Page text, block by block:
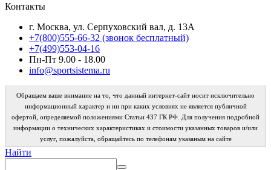
Контакты
г. Москва, ул. Серпуховский вал, д. 13А
+7(800)555-66-32 (звонок бесплатный)
+7(499)553-04-16
Пн-Пт 9.00 - 18.00
info@sportsistema.ru
Обращаем ваше внимание на то, что данный интернет-сайт носит исключительно
информационный характер и ни при каких условиях не является публичной
офертой, определяемой положениями Статьи 437 ГК РФ. Для получения подробной
информации о технических характеристиках и стоимости указанных товаров и/или
услуг, пожалуйста, обращайтесь по телефонам указаным на сайте
Найти